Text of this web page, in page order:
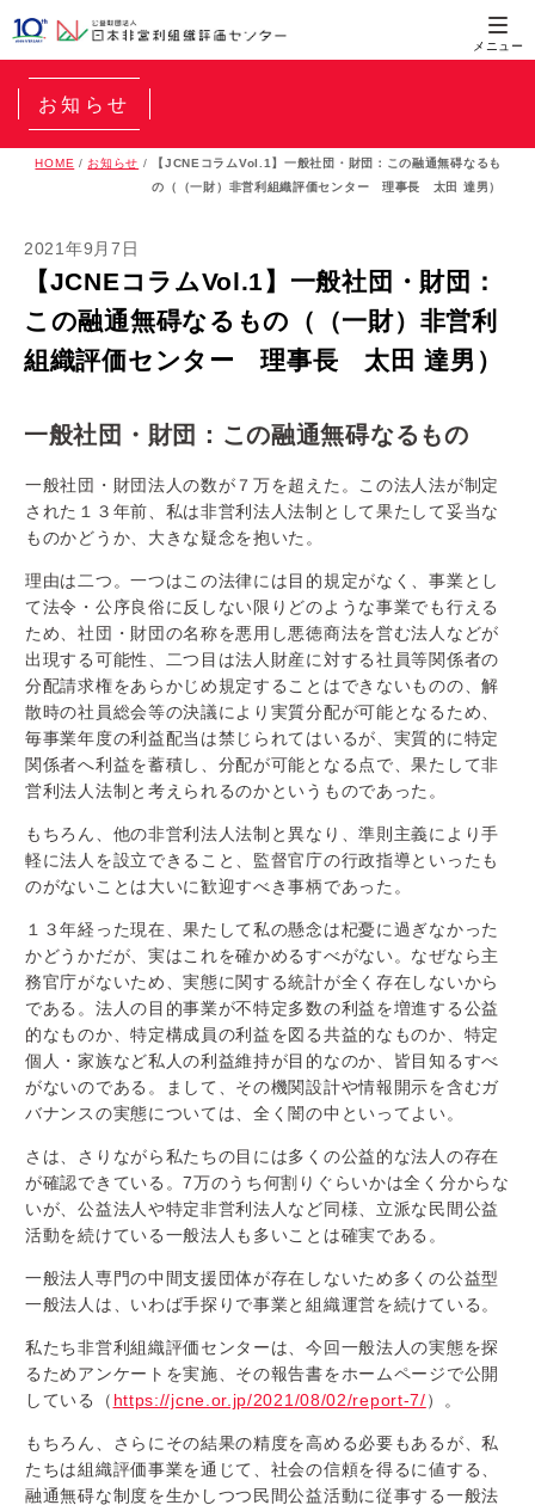
お知らせ
HOME / お知らせ /
【JCNEコラムVol.1】一般社団・財団：この融通無碍なるも
の（（一財）非営利組織評価センター 理事長 太田 達男）
2021年9月7日
【JCNEコラムVol.1】一般社団・財団：
この融通無碍なるもの（（一財）非営利
組織評価センター 理事長 太田 達男）
一般社団・財団：この融通無碍なるもの
一般社団・財団法人の数が７万を超えた。この法人法が制定
された１３年前、私は非営利法人法制として果たして妥当な
ものかどうか、大きな疑念を抱いた。
理由は二つ。一つはこの法律には目的規定がなく、事業とし
て法令・公序良俗に反しない限りどのような事業でも行える
ため、社団・財団の名称を悪用し悪徳商法を営む法人などが
出現する可能性、二つ目は法人財産に対する社員等関係者の
分配請求権をあらかじめ規定することはできないものの、解
散時の社員総会等の決議により実質分配が可能となるため、
毎事業年度の利益配当は禁じられてはいるが、実質的に特定
関係者へ利益を蓄積し、分配が可能となる点で、果たして非
営利法人法制と考えられるのかというものであった。
もちろん、他の非営利法人法制と異なり、準則主義により手
軽に法人を設立できること、監督官庁の行政指導といったも
のがないことは大いに歓迎すべき事柄であった。
１３年経った現在、果たして私の懸念は杞憂に過ぎなかった
かどうかだが、実はこれを確かめるすべがない。なぜなら主
務官庁がないため、実態に関する統計が全く存在しないから
である。法人の目的事業が不特定多数の利益を増進する公益
的なものか、特定構成員の利益を図る共益的なものか、特定
個人・家族など私人の利益維持が目的なのか、皆目知るすべ
がないのである。まして、その機関設計や情報開示を含むガ
バナンスの実態については、全く闇の中といってよい。
さは、さりながら私たちの目には多くの公益的な法人の存在
が確認できている。7万のうち何割りぐらいかは全く分からな
いが、公益法人や特定非営利法人など同様、立派な民間公益
活動を続けている一般法人も多いことは確実である。
一般法人専門の中間支援団体が存在しないため多くの公益型
一般法人は、いわば手探りで事業と組織運営を続けている。
私たち非営利組織評価センターは、今回一般法人の実態を探
るためアンケートを実施、その報告書をホームページで公開
している（ https://jcne.or.jp/2021/08/02/report-7/）。
もちろん、さらにその結果の精度を高める必要もあるが、私
たちは組織評価事業を通じて、社会の信頼を得るに値する、
融通無碍な制度を生かしつつ民間公益活動に従事する一般法